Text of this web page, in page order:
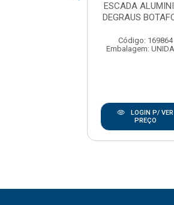
ESCADA
DEGRAUS
Código: 169864
Embalagem:
LOGIN P/ VER
PREÇO